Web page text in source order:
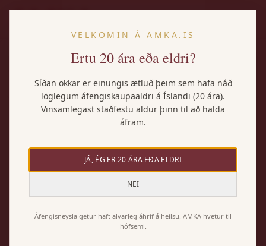
VELKOMIN Á AMKA.IS
Ertu 20 ára eða eldri?
Síðan okkar er einungis ætluð þeim sem hafa náð
löglegum áfengiskaupaaldri á Íslandi (20 ára).
Vinsamlegast staðfestu aldur þinn til að halda
áfram.
JÁ, ÉG ER 20 ÁRA EÐA ELDRI
NEI
Áfengisneysla getur haft alvarleg áhrif á heilsu. AMKA hvetur til
hófsemi.